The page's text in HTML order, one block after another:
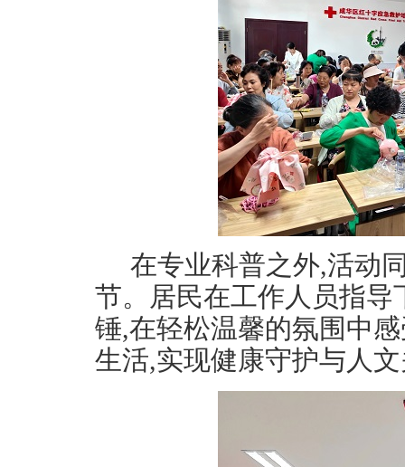
在专业科普之外,活动
节。居民在工作人员指
锤,在轻松温馨的氛围中
生活,实现健康守护与人